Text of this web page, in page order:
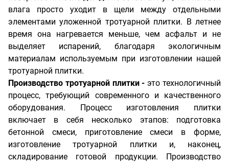
влага просто уходит в щели между отдельными
элементами уложенной тротуарной плитки. В летнее
время она нагревается меньше, чем асфальт и не
выделяет испарений, благодаря экологичным
материалам используемым при изготовлении нашей
тротуарной плитки.
Производство тротуарной плитки -это технологичный
процесс, требующий современного и качественного
оборудования. Процесс изготовления плитки
включает в себя несколько этапов: подготовка
бетонной смеси, приготовление смеси в форме,
изготовление тротуарной плитки и, наконец,
складирование готовой продукции. Производство